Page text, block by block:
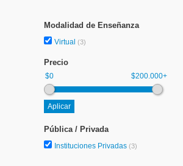
Modalidad de Enseñanza
Virtual (3)
Precio
$0 $200.000+
Pública / Privada
Instituciones Privadas (3)